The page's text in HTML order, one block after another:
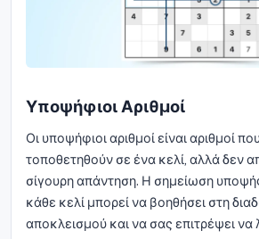
Υποψήφιοι Αριθμοί
Οι υποψήφιοι αριθμοί είναι αριθμοί
τοποθετηθούν σε ένα κελί, αλλά δεν
σίγουρη απάντηση. Η σημείωση
κάθε κελί μπορεί να βοηθήσει στη
αποκλεισμού και να σας επιτρέψει να